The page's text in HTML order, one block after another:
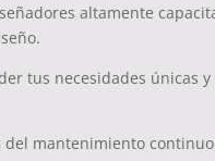
altamente
tus necesidades únicas
mantenimiento